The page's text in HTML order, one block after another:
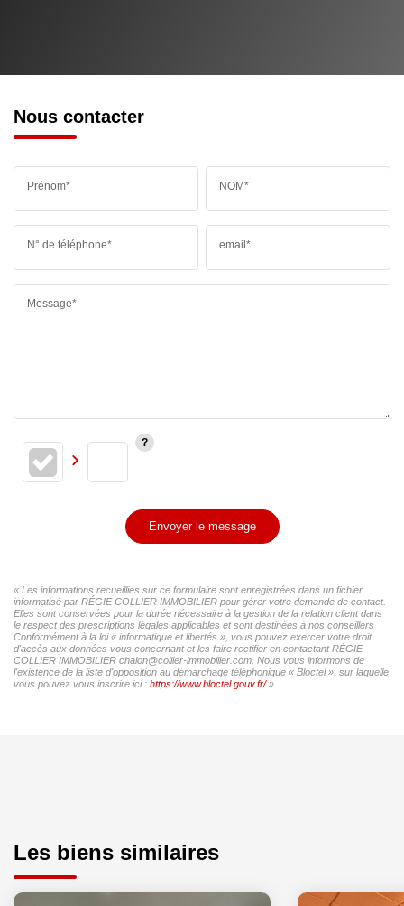
Nous contacter
Prénom* NOM*
N° de téléphone* email*
Message*
Envoyer le message
« Les informations recueillies sur ce formulaire sont enregistrées dans un fichier
informatisé par RÉGIE COLLIER IMMOBILIER pour gérer votre demande de contact.
Elles sont conservées pour la durée nécessaire à la gestion de la relation client dans
le respect des prescriptions légales applicables et sont destinées à nos conseillers
Conformément à la loi « informatique et libertés », vous pouvez exercer votre droit
d'accès aux données vous concernant et les faire rectifier en contactant RÉGIE
COLLIER IMMOBILIER chalon@collier-immobilier.com. Nous vous informons de
l'existence de la liste d'opposition au démarchage téléphonique « Bloctel », sur laquelle
vous pouvez vous inscrire ici : https://www.bloctel.gouv.fr/»
Les biens similaires